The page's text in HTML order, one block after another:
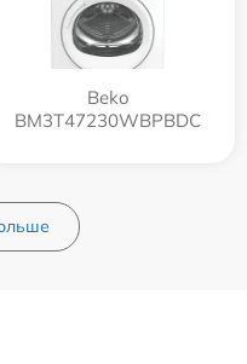
Beko
BM3T47230WBPBDC